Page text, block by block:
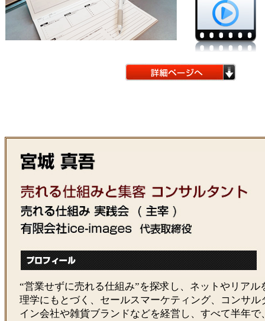
“営業せずに売れる仕組み”を探求し、ネットやリア
理学にもとづく、セールスマーケティング、コンサ
イン会社や雑貨ブランドなどを経営し、すべて半年